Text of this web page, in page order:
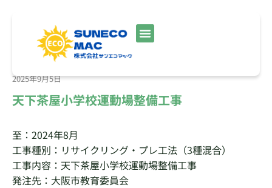
2025年9月5日
天下茶屋小学校運動場整備工事
至：2024年8月
工事種別：リサイクリング・プレ工法（3種混合）
工事内容：天下茶屋小学校運動場整備工事
発注先：大阪市教育委員会